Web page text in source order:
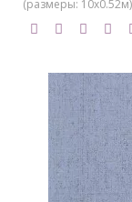
(размеры: